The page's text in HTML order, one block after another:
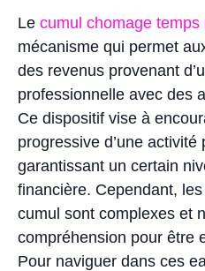
Le cumul chomage temps
mécanisme qui permet
des revenus provenant
professionnelle avec des
Ce dispositif vise à
progressive d’une
garantissant un certain
financière. Cependant,
cumul sont complexes et
compréhension pour être
Pour naviguer dans ces